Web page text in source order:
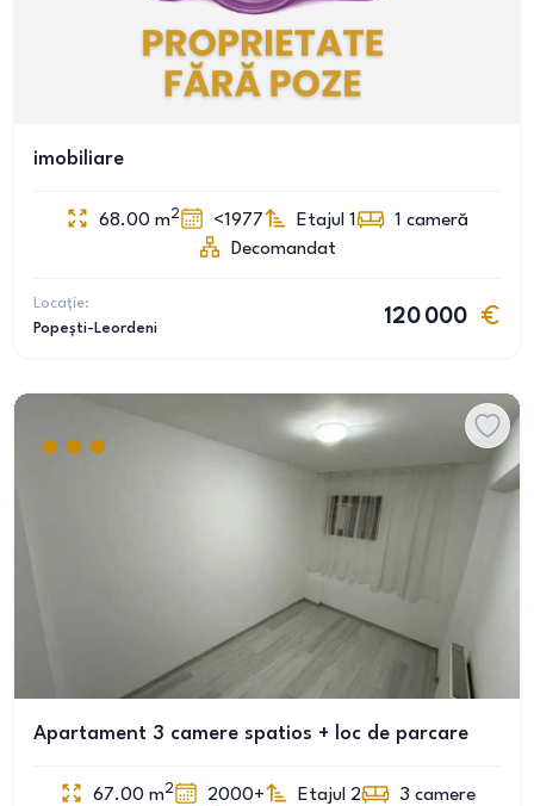
imobiliare
68.00 m2 <1977 Etajul 1 1 cameră
Decomandat
Locație:
Popești-Leordeni
120 000
Apartament 3 camere spatios + loc de parcare
67.00 m2 2000+ Etajul 2 3 camere